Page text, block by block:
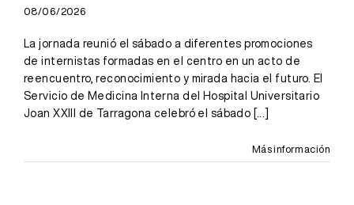
08/06/2026
La jornada reunió el sábado a diferentes promociones
de internistas formadas en el centro en un acto de
reencuentro, reconocimiento y mirada hacia el futuro. El
Servicio de Medicina Interna del Hospital Universitario
Joan XXIII de Tarragona celebró el sábado
[...]
Más información